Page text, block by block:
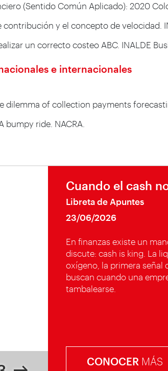
(Sentido Común Aplicado): 2020
contribución y el concepto de velocidad.
un correcto costeo ABC. INALDE
e internacionales
dilemma of collection payments
bumpy ride. NACRA.
Cuando el cash
Libreta de Apuntes
23/06/2026
En finanzas existe un
discute: cash is king. La
oxígeno, la primera señal
buscan cuando una
tambalearse.
CONOCER MÁS